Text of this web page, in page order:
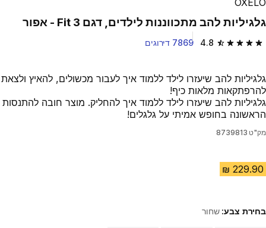
OXELO
גלגיליות להב מתכווננות לילדים, דגם Fit 3 - אפור
4.8 4.8 out of 5 stars from 7869 reviews 7869 דירוגים
גלגיליות להב שיעזרו לילד ללמוד איך לעבור מכשולים, להאיץ ולצאת
להרפתקאות מלאות כיף!
גלגיליות להב שיעזרו לילד ללמוד איך להחליק. מוצר חובה להתנסות
הראשונה בחופש אמיתי על גלגלים!
מק"ט 8739813
בחירת צבע:שחור